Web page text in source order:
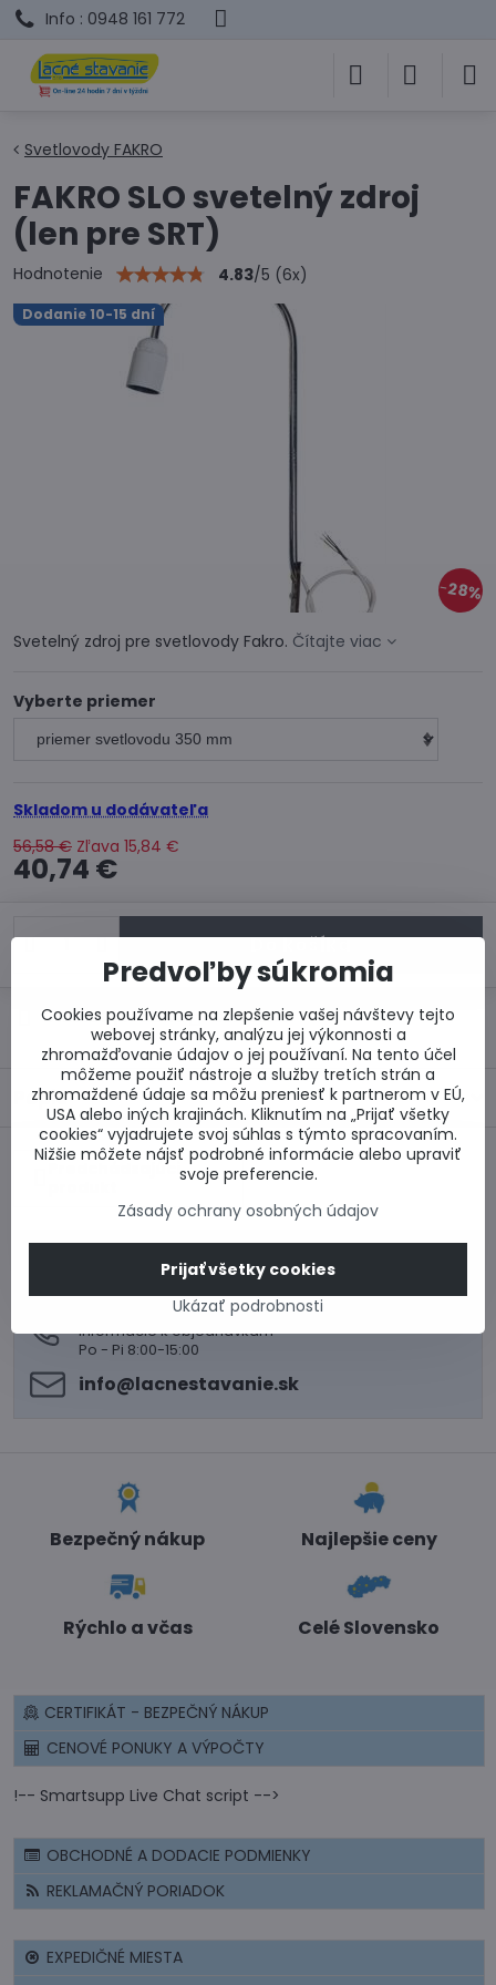
Info : 0948 161 772
Dodanie 10-15 dní
28%
Svetlovody FAKRO
FAKRO SLO svetelný zdroj
(len pre SRT)
Hodnotenie 4.83/5 (6x)
Svetelný zdroj pre svetlovody Fakro. Čítajte viac
Vyberte priemer
Skladom u dodávateľa
56,58 € Zľava 15,84 €
40,74 €
Do košíka
Otázka k produktu Doručenia
Popis
Predchádzajúci
Technické poradenstvo
0948 987 787
Informácie k objednávkam
Po - Pi 8:00-15:00
info​@lacnestavanie​.sk
Bezpečný nákup Najlepšie ceny
Rýchlo a včas Celé Slovensko
CERTIFIKÁT - BEZPEČNÝ NÁKUP
CENOVÉ PONUKY A VÝPOČTY
!-- Smartsupp Live Chat script -->
OBCHODNÉ A DODACIE PODMIENKY
REKLAMAČNÝ PORIADOK
EXPEDIČNÉ MIESTA
Predvoľby súkromia
Cookies používame na zlepšenie vašej návštevy tejto
webovej stránky, analýzu jej výkonnosti a
zhromažďovanie údajov o jej používaní. Na tento účel
môžeme použiť nástroje a služby tretích strán a
zhromaždené údaje sa môžu preniesť k partnerom v EÚ,
USA alebo iných krajinách. Kliknutím na „Prijať všetky
cookies“ vyjadrujete svoj súhlas s týmto spracovaním.
Nižšie môžete nájsť podrobné informácie alebo upraviť
svoje preferencie.
Zásady ochrany osobných údajov
Ukázať podrobnosti
Prijať všetky cookies